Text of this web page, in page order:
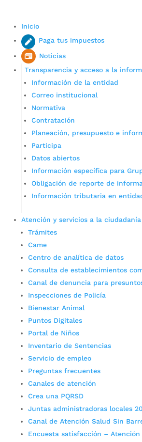
Inicio
Paga tus impuestos
Noticias
Transparencia y acceso a la
Información de la entidad
Correo institucional
Normativa
Contratación
Planeación, presupuesto e
Participa
Datos abiertos
Información específica para
Obligación de reporte de
Información tributaria en
Atención y servicios a la ciudadanía
Trámites
Came
Centro de analítica de datos
Consulta de establecimientos
Canal de denuncia para
Inspecciones de Policía
Bienestar Animal
Puntos Digitales
Portal de Niños
Inventario de Sentencias
Servicio de empleo
Preguntas frecuentes
Canales de atención
Crea una PQRSD
Juntas administradoras locales
Canal de Atención Salud Sin
Encuesta satisfacción – Atención